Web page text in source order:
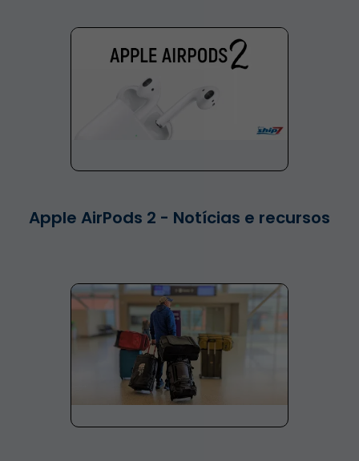
Apple AirPods 2 - Notícias e recursos